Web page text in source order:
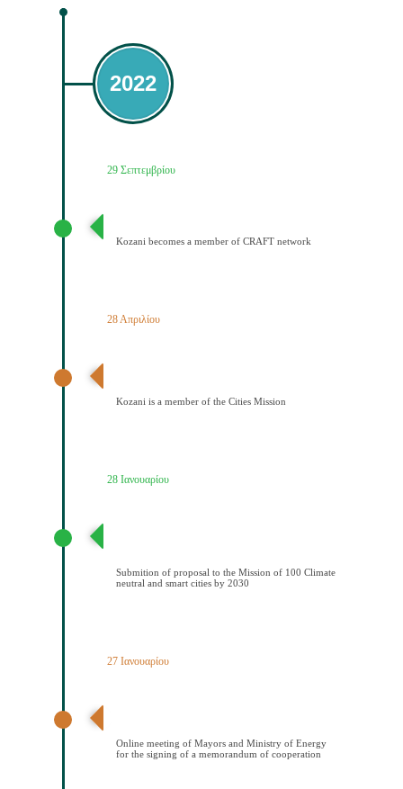
2022
29 Σεπτεμβρίου
Kozani becomes a member of CRAFT network
28 Απριλίου
Kozani is a member of the Cities Mission
28 Ιανουαρίου
Submition of proposal to the Mission of 100 Climate
neutral and smart cities by 2030
27 Ιανουαρίου
Online meeting of Mayors and Ministry of Energy
for the signing of a memorandum of cooperation